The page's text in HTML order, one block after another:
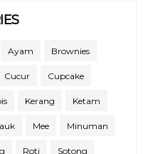
Ayam Brownies
Cucur Cupcake
Kerang Ketam
Mee Minuman
Roti Sotong